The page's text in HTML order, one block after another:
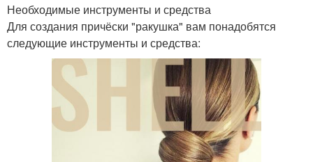
Необходимые инструменты и средства
Для создания причёски "ракушка" вам понадобятся
следующие инструменты и средства: